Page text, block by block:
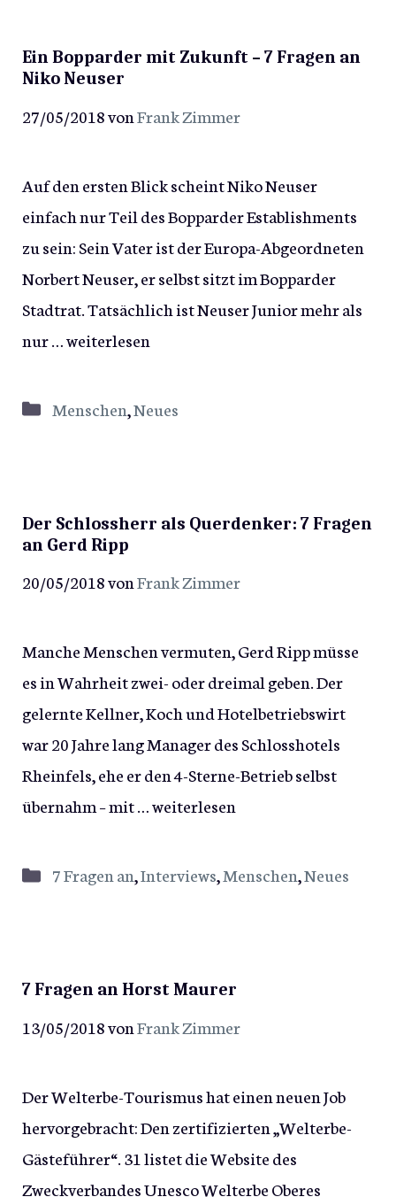
Ein Bopparder mit Zukunft – 7 Fragen an
Niko Neuser
27/05/2018vonFrank Zimmer
Auf den ersten Blick scheint Niko Neuser
einfach nur Teil des Bopparder Establishments
zu sein: Sein Vater ist der Europa-Abgeordneten
Norbert Neuser, er selbst sitzt im Bopparder
Stadtrat. Tatsächlich ist Neuser Junior mehr als
nur …weiterlesen
Kategorien
Menschen,Neues
Der Schlossherr als Querdenker: 7 Fragen
an Gerd Ripp
20/05/2018vonFrank Zimmer
Manche Menschen vermuten, Gerd Ripp müsse
es in Wahrheit zwei- oder dreimal geben. Der
gelernte Kellner, Koch und Hotelbetriebswirt
war 20 Jahre lang Manager des Schlosshotels
Rheinfels, ehe er den 4-Sterne-Betrieb selbst
übernahm – mit …weiterlesen
Kategorien
7 Fragen an,Interviews,Menschen,Neues
7 Fragen an Horst Maurer
13/05/2018vonFrank Zimmer
Der Welterbe-Tourismus hat einen neuen Job
hervorgebracht: Den zertifizierten „Welterbe-
Gästeführer“. 31 listet die Website des
Zweckverbandes Unesco Welterbe Oberes